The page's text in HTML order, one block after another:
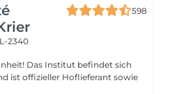
598
2340
sich
ist offizieller Hoflieferant sowie